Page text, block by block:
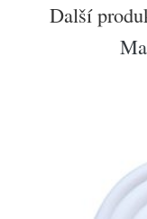
Další